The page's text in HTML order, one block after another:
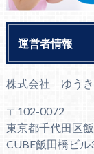
運営者情報
株式会社 ゆう
〒102-0072
東京都千代田区
CUBE飯田橋ビル